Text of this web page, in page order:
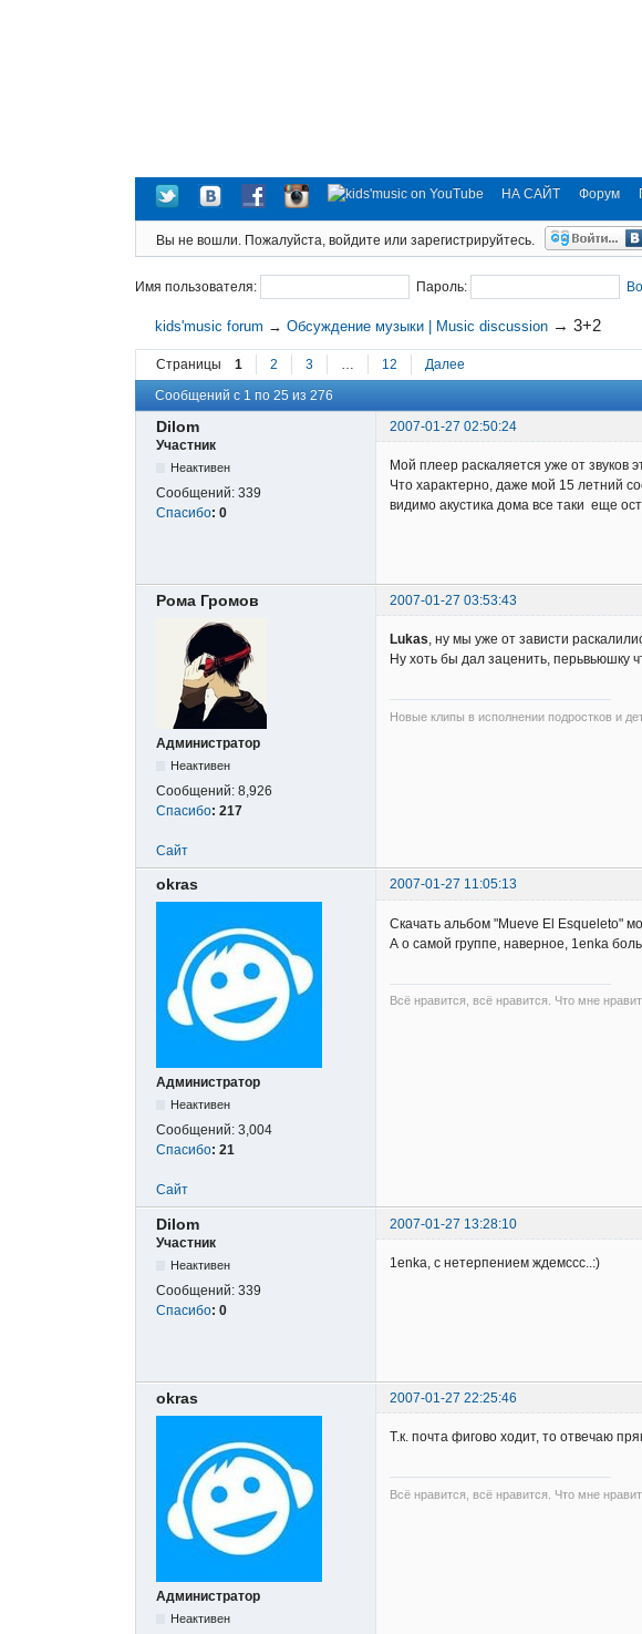
НА САЙТ Форум
Вы не вошли. Пожалуйста, войдите или зарегистрируйтесь.
Имя пользователя: Пароль:
kids'music forum →Обсуждение музыки | Music discussion →3+2
Страницы 1 2 3 … 12 Далее
Сообщений с 1 по 25 из 276
Dilom
2007-01-27 02:50:24
Участник
Неактивен
Сообщений: 339
Спасибо: 0
Мой плеер раскаляется уже от звуков
Что характерно, даже мой 15 летний
видимо акустика дома все таки еще
Рома Громов 2007-01-27 03:53:43
Администратор
Неактивен
Сообщений: 8,926
Спасибо: 217
Lukas, ну мы уже от зависти
Ну хоть бы дал заценить, перьвьюшку
Новые клипы в исполнении подростков и
Сайт
okras 2007-01-27 11:05:13
Администратор
Неактивен
Сообщений: 3,004
Спасибо: 21
Скачать альбом "Mueve El Esqueleto"
А о самой группе, наверное, 1enka
Всё нравится, всё нравится. Что мне
Сайт
Dilom
2007-01-27 13:28:10
Участник
Неактивен
Сообщений: 339
Спасибо: 0
1enka, с нетерпением ждемссс..:)
okras 2007-01-27 22:25:46
Администратор
Неактивен
Т.к. почта фигово ходит, то отвечаю
Всё нравится, всё нравится. Что мне